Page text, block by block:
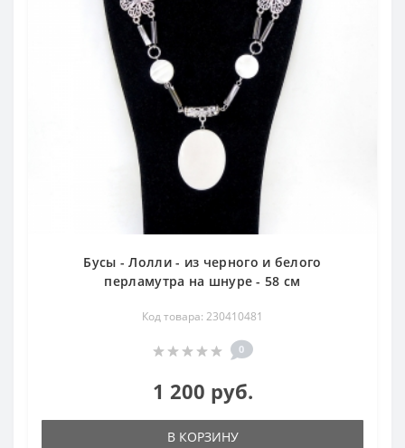
Бусы - Лолли - из черного и белого
перламутра на шнуре - 58 см
Код товара: 230410481
0
1 200 руб.
В КОРЗИНУ